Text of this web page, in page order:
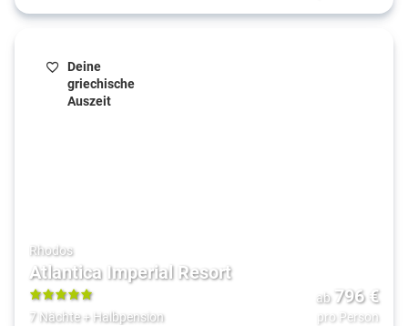
Deine
griechische
Auszeit
Rhodos
Atlantica Imperial Resort
5
7 Nächte+ Halbpension
ab 796€
pro Person